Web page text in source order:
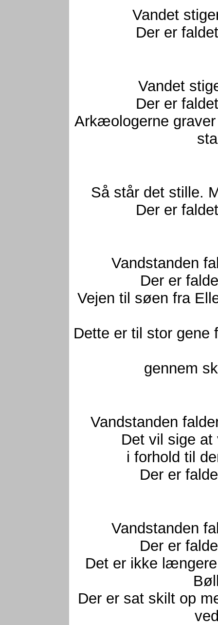
Vandet
Der er
Vandet
Der er
Arkæologerne
Så står det stille.
Der er
Vandstanden
Der er
Vejen til søen fra
Dette er til stor gene
gennem
Vandstanden
Det vil sige
i forhold til
Der er
Vandstanden
Der er
Det er ikke
Der er sat skilt op